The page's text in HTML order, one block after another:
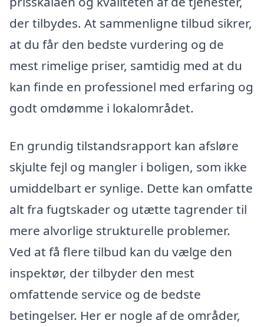
der tilbydes. At sammenligne tilbud sikrer,
at du får den bedste vurdering og de
mest rimelige priser, samtidig med at du
kan finde en professionel med erfaring og
godt omdømme i lokalområdet.
En grundig tilstandsrapport kan afsløre
skjulte fejl og mangler i boligen, som ikke
umiddelbart er synlige. Dette kan omfatte
alt fra fugtskader og utætte tagrender til
mere alvorlige strukturelle problemer.
Ved at få flere tilbud kan du vælge den
inspektør, der tilbyder den mest
omfattende service og de bedste
betingelser. Her er nogle af de områder,